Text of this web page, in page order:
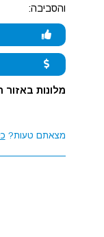
והסביבה:
מלונות באזור
מצאתם טעות?